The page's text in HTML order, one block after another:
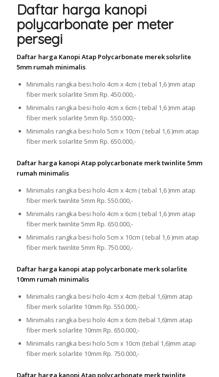
Daftar harga kanopi
polycarbonate per meter
persegi
Daftar harga Kanopi Atap Polycarbonate merek solsrlite
5mm rumah minimalis
Minimalis rangka besi holo 4cm x 4cm ( tebal 1,6 )mm atap
fiber merk solarlite 5mm Rp. 450.000,-
Minimalis rangka besi holo 4cm x 6cm ( tebal 1,6 )mm atap
fiber merk solarlite 5mm Rp. 550.000,-
Minimalis rangka besi holo 5cm x 10cm ( tebal 1,6 )mm atap
fiber merk solarlite 5mm Rp. 650.000,-
Daftar harga kanopi Atap polycarbonate merk twinlite 5mm
rumah minimalis
Minimalis rangka besi holo 4cm x 4cm ( tebal 1,6 )mm atap
fiber merk twinlite 5mm Rp. 550.000,-
Minimalis rangka besi holo 4cm x 6cm ( tebal 1,6 )mm atap
fiber merk twinlite 5mm Rp. 650.000,-
Minimalis rangka besi holo 5cm x 10cm ( tebal 1,6 )mm atap
fiber merk twinlite 5mm Rp. 750.000,-
Daftar harga kanopi atap polycarbonate merk solarlite
10mm rumah minimalis
Minimalis rangka besi holo 4cm x 4cm (tebal 1,6)mm atap
fiber merk solarlite 10mm Rp. 550.000,-
Minimalis rangka besi holo 4cm x 6cm (tebal 1,6)mm atap
fiber merk solarlite 10mm Rp. 650.000,-
Minimalis rangka besi holo 5cm x 10cm (tebal 1,6)mm atap
fiber merk solarlite 10mm Rp. 750.000,-
Daftar harga kanopi Atap polycarbonate merk twinlite